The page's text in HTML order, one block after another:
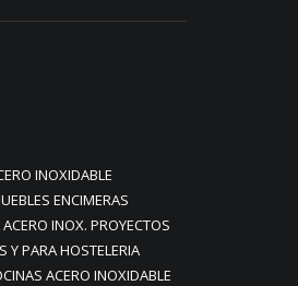
INOXIDABLE
ENCIMERAS
INOX. PROYECTOS
Y PARA HOSTELERIA
ACERO INOXIDABLE